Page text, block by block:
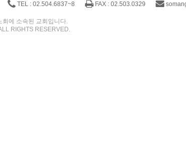
TEL : 02.504.6837~8 FAX : 02.503.0329
회에 소속된 교회입니다.
RIGHTS RESERVED.